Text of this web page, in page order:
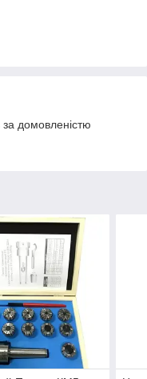
домовленістю